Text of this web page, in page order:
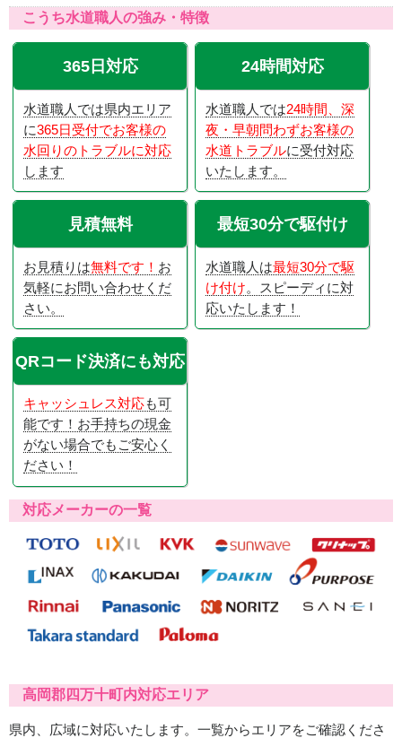
こうち水道職人の強み・特徴
365日対応
水道職人では県内エリア
に365日受付でお客様の
水回りのトラブルに対応
します
24時間対応
水道職人では24時間、深
夜・早朝問わずお客様の
水道トラブルに受付対応
いたします。
見積無料
お見積りは無料です！ お
気軽にお問い合わせくだ
さい。
最短30分で駆付け
水道職人は最短30分で駆
け付け。スピーディに対
応いたします！
QRコード決済にも対応
キャッシュレス対応も可
能です！お手持ちの現金
がない場合でもご安心く
ださい！
対応メーカーの一覧
高岡郡四万十町内対応エリア
県内、広域に対応いたします。一覧からエリアをご確認くださ